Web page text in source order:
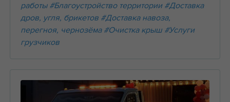
работы #Благоустройство территории #Доставка
дров, угля, брикетов #Доставка навоза,
перегноя, чернозёма #Очистка крыш #Услуги
грузчиков